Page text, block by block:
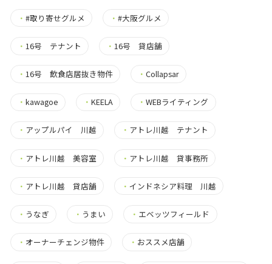
・ #取り寄せグルメ ・#大阪グルメ
・ 16号 テナント ・16号 貸店舗
・ 16号 飲食店居抜き物件 ・Collapsar
・ kawagoe ・KEELA ・WEBライティング
・ アップルパイ 川越 ・ アトレ川越 テナント
・ アトレ川越 美容室 ・ アトレ川越 貸事務所
・ アトレ川越 貸店舗 ・ インドネシア料理 川越
・ うなぎ ・ うまい ・ エベッツフィールド
・ オーナーチェンジ物件 ・ おススメ店舗